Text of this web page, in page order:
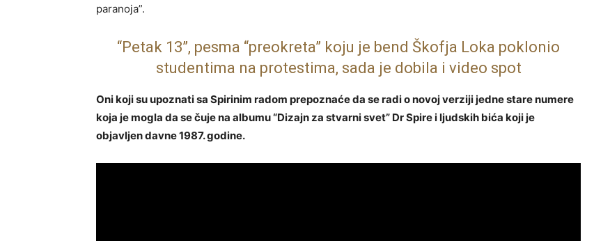
paranoja”.
“Petak 13”, pesma “preokreta” koju je bend Škofja Loka poklonio
studentima na protestima, sada je dobila i video spot
Oni koji su upoznati sa Spirinim radom prepoznaće da se radi o novoj verziji jedne stare numere
koja je mogla da se čuje na albumu “Dizajn za stvarni svet” Dr Spire i ljudskih bića koji je
objavljen davne 1987. godine.